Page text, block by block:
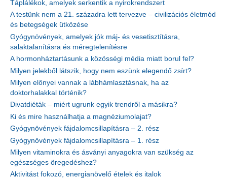
Táplálékok, amelyek serkentik a nyirokrendszert
A testünk nem a 21. századra lett tervezve – civilizációs életmód
és betegségek ütközése
Gyógynövények, amelyek jók máj- és vesetisztításra,
salaktalanításra és méregtelenítésre
A hormonháztartásunk a közösségi média miatt borul fel?
Milyen jelekből látszik, hogy nem eszünk elegendő zsírt?
Milyen előnyei vannak a lábhámlasztásnak, ha az
doktorhalakkal történik?
Divatdiéták – miért ugrunk egyik trendről a másikra?
Ki és mire használhatja a magnéziumolajat?
Gyógynövények fájdalomcsillapításra – 2. rész
Gyógynövények fájdalomcsillapításra – 1. rész
Milyen vitaminokra és ásványi anyagokra van szükség az
egészséges öregedéshez?
Aktivitást fokozó, energianövelő ételek és italok